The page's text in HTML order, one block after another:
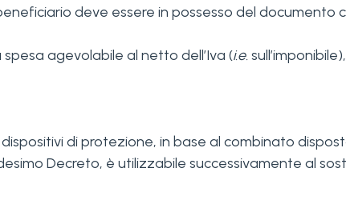
deve essere in possesso del documento
agevolabile al netto dell’Iva (i.e.
di protezione, in base al combinato
Decreto, è utilizzabile successivamente al